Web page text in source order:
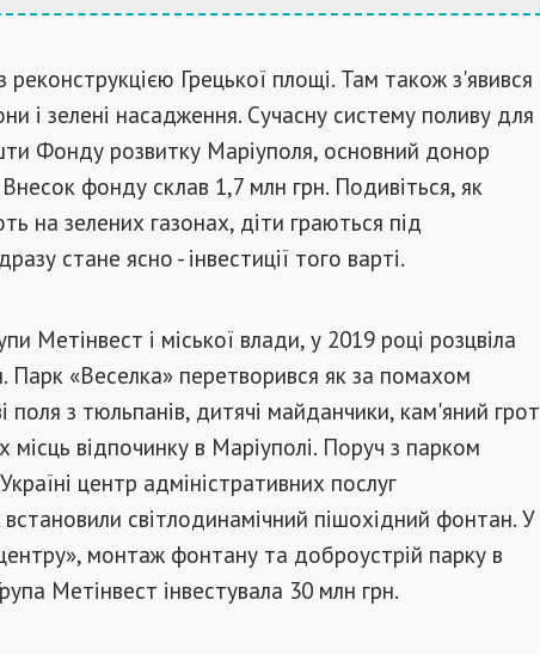
Грецької площі. Там також з'явився
і зелені насадження. Сучасну систему поливу для
Фонду розвитку Маріуполя, основний донор
фонду склав 1,7 млн грн. Подивіться, як
на зелених газонах, діти граються під
стане ясно - інвестиції того варті.
Метінвест і міської влади, у 2019 році розцвіла
Парк «Веселка» перетворився як за помахом
поля з тюльпанів, дитячі майданчики, кам'яний грот
відпочинку в Маріуполі. Поруч з парком
центр адміністративних послуг
світлодинамічний пішохідний фонтан. У
монтаж фонтану та доброустрій парку в
Метінвест інвестувала 30 млн грн.